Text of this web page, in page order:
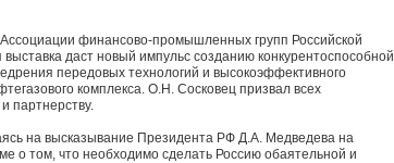
финансово-промышленных групп Российской
даст новый импульс созданию
передовых технологий и высокоэффективного
комплекса. О.Н. Сосковец призвал всех
партнерству.
на высказывание Президента РФ Д.А. Медведева на
о том, что необходимо сделать Россию обаятельной и